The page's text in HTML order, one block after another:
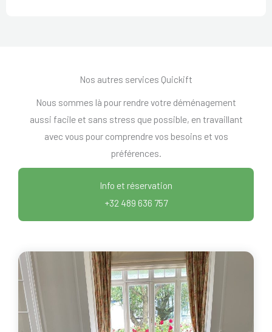
Nos autres services Quickift
Nous sommes là pour rendre votre déménagement
aussi facile et sans stress que possible, en travaillant
avec vous pour comprendre vos besoins et vos
préférences.
Info et réservation
+32 489 636 757